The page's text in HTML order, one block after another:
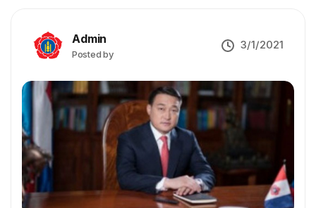
Admin
Posted by
3/1/2021